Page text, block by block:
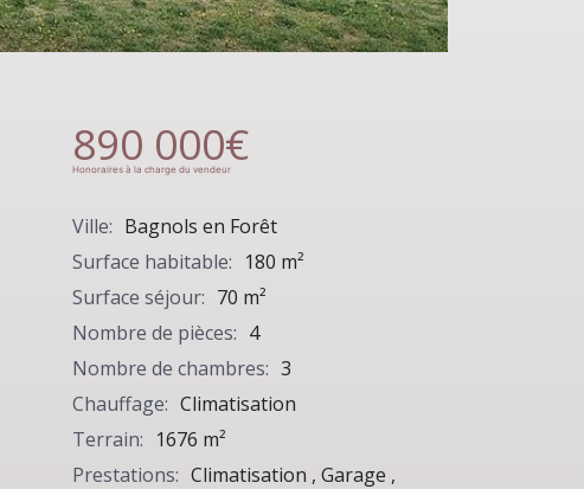
890 000€
Honoraires à la charge du vendeur
Ville: Bagnols en Forêt
Surface habitable: 180 m²
Surface séjour: 70 m²
Nombre de pièces: 4
Nombre de chambres: 3
Chauffage: Climatisation
Terrain: 1676 m²
Prestations: Climatisation , Garage ,